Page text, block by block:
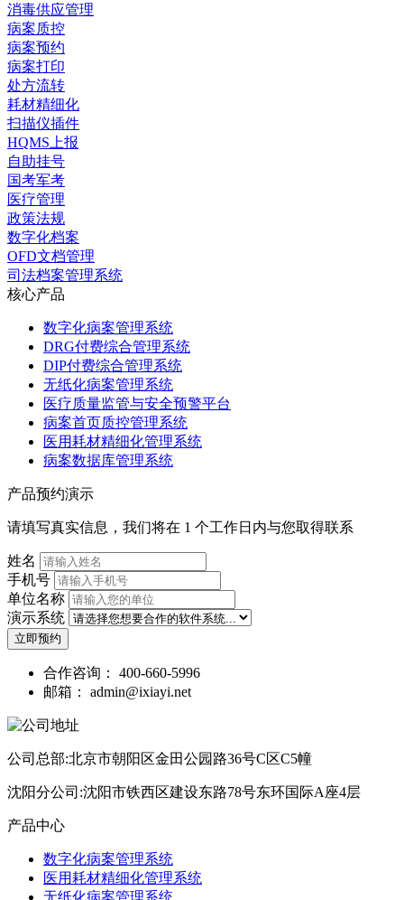
消毒供应管理
病案质控
病案预约
病案打印
处方流转
耗材精细化
扫描仪插件
HQMS上报
自助挂号
国考军考
医疗管理
政策法规
数字化档案
OFD文档管理
司法档案管理系统
核心产品
数字化病案管理系统
DRG付费综合管理系统
DIP付费综合管理系统
无纸化病案管理系统
医疗质量监管与安全预警平台
病案首页质控管理系统
医用耗材精细化管理系统
病案数据库管理系统
产品预约演示
请填写真实信息，我们将在 1 个工作日内与您取得联系
姓名
手机号
单位名称
演示系统
立即预约
合作咨询： 400-660-5996
邮箱： admin@ixiayi.net
公司总部:北京市朝阳区金田公园路36号C区C5幢
沈阳分公司:沈阳市铁西区建设东路78号东环国际A座4层
产品中心
数字化病案管理系统
医用耗材精细化管理系统
无纸化病案管理系统